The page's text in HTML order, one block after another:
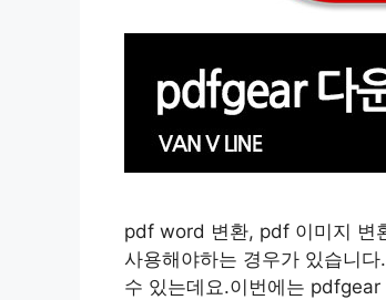
pdf word 변환, pdf 이미지 변
사용해야하는 경우가 있습니
수 있는데요.이번에는